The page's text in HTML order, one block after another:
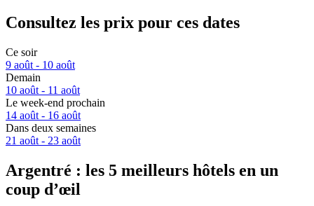
Consultez les prix pour ces dates
Ce soir
9 août - 10 août
Demain
10 août - 11 août
Le week-end prochain
14 août - 16 août
Dans deux semaines
21 août - 23 août
Argentré : les 5 meilleurs hôtels en un
coup d’œil